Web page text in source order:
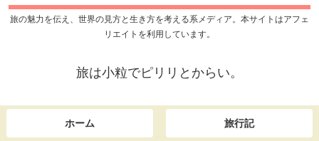
旅の魅力を伝え、世界の見方と生き方を考える系メディア。本サイトはアフェ
リエイトを利用しています。
旅は小粒でピリリとからい。
ホーム 旅行記